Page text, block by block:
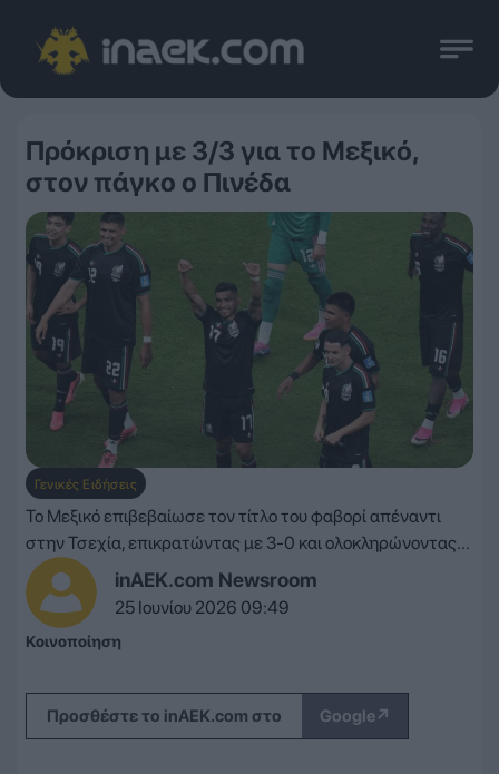
Πρόκριση με 3/3 για το Μεξικό,
στον πάγκο ο Πινέδα
Γενικές Ειδήσεις
inAEK.com Newsroom
25 Ιουνίου 2026 09:49
Το Μεξικό επιβεβαίωσε τον τίτλο του φαβορί απέναντι
στην Τσεχία, επικρατώντας με 3-0 και ολοκληρώνοντας...
Κοινοποίηση
Προσθέστε το inAEK.com στο Google↗